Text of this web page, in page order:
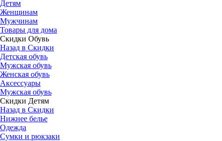
Детям
Женщинам
Мужчинам
Товары для дома
Скидки Обувь
Назад в Скидки
Детская обувь
Мужская обувь
Женская обувь
Аксессуары
Мужская обувь
Скидки Детям
Назад в Скидки
Нижнее белье
Одежда
Сумки и рюкзаки